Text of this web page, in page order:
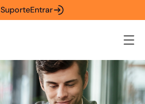
SuporteEntrar